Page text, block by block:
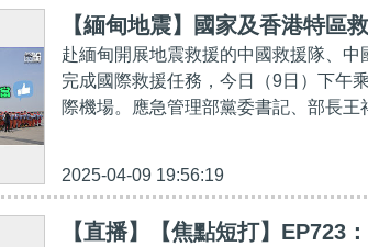
【緬甸地震】國家及香港特區
赴緬甸開展地震救援的中國救援隊、
完成國際救援任務，今日（9日）下午
際機場。應急管理部黨委書記、部長
2025-04-09 19:56:19
【直播】【焦點短打】EP723